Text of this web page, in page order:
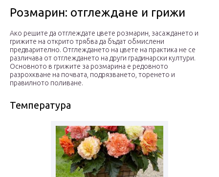
Розмарин: отглеждане и грижи
Ако решите да отглеждате цвете розмарин, засаждането и
грижите на открито трябва да бъдат обмислени
предварително. Отглеждането на цвете на практика не се
различава от отглеждането на други градинарски култури.
Основното в грижите за розмарина е редовното
разрохкване на почвата, подрязването, торенето и
правилното поливане.
Температура